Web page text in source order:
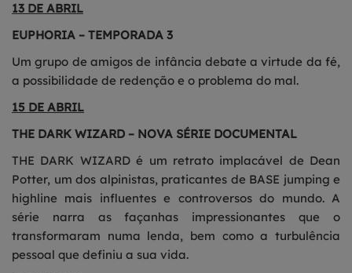
13 DE ABRIL
EUPHORIA – TEMPORADA 3
Um grupo de amigos de infância debate a virtude da fé,
a possibilidade de redenção e o problema do mal.
15 DE ABRIL
THE DARK WIZARD – NOVA SÉRIE DOCUMENTAL
THE DARK WIZARD é um retrato implacável de Dean
Potter, um dos alpinistas, praticantes de BASE jumping e
highline mais influentes e controversos do mundo. A
série narra as façanhas impressionantes que o
transformaram numa lenda, bem como a turbulência
pessoal que definiu a sua vida.